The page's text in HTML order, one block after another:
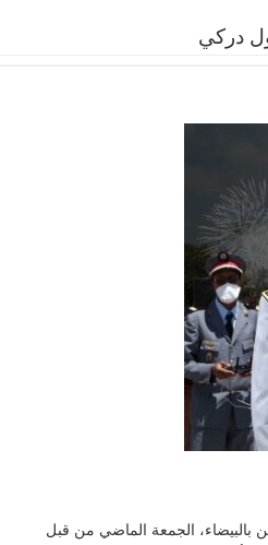
دركي
بالبيضاء، الجمعة الماضي من قبل